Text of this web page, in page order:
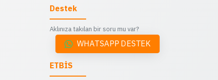
Destek
Aklınıza takılan bir soru mu var?
WHATSAPP DESTEK
ETBİS